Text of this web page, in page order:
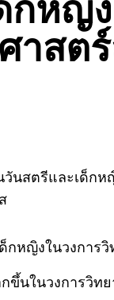
กหญิ
าสต
วันสตรีและเด็ก
กหญิงในวงการ
ขึ้นในวงการวิท